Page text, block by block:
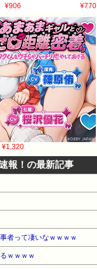
¥906 ¥770
¥1,320
報！の最新記事
者って凄いなｗｗｗｗ
ｗｗｗｗ